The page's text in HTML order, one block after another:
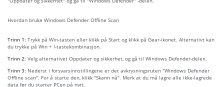
Hvordan bruke Windows Defender Offline Scan
Trinn 1: Trykk på Win-tasten eller klikk på Start og klikk på Gear-ikonet. Alternativt kan
du trykke på Win + I-tastekombinasjon.
Trinn 2: Velg alternativet Oppdater og sikkerhet, og gå til Windows Defender-delen.
Trinn 3: Nederst i forsvarsinnstillingene er det avkrysningsruten "Windows Defender
Offline scan". For å starte den, klikk "Skann nå". Merk at du må lagre alle ikke-lagrede
data før du starter PCen på nytt.